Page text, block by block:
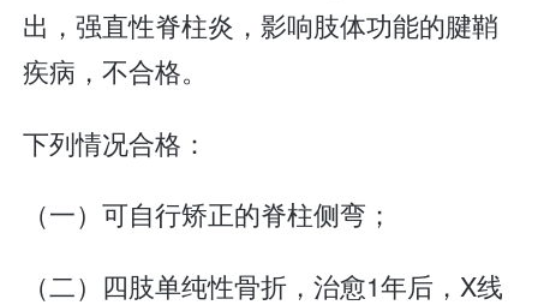
出，强直性脊柱炎，影响肢体功能的腱鞘
疾病，不合格。
下列情况合格：
（一）可自行矫正的脊柱侧弯；
（二）四肢单纯性骨折，治愈1年后，X线